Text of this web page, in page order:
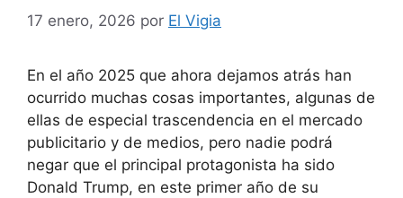
17 enero, 2026 por El Vigia
En el año 2025 que ahora dejamos atrás han
ocurrido muchas cosas importantes, algunas de
ellas de especial trascendencia en el mercado
publicitario y de medios, pero nadie podrá
negar que el principal protagonista ha sido
Donald Trump, en este primer año de su